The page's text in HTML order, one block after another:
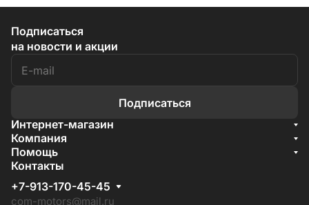
Подписаться
на новости и акции
Подписаться
Интернет-магазин
Акции
Бренды
Компания
О компании
Документы
Условия поставки
Отзывы
Помощь
Условия доставки
Способы оплаты
Гарантия на товар
Контакты
+7-913-170-45-45
com-motors@mail.ru